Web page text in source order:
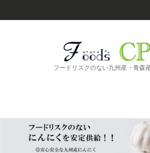
フードリスクのない九州産・青森